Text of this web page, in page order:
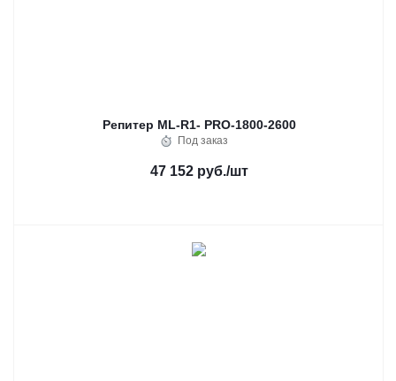
Репитер ML-R1- PRO-1800-2600
Под заказ
47 152 руб./шт